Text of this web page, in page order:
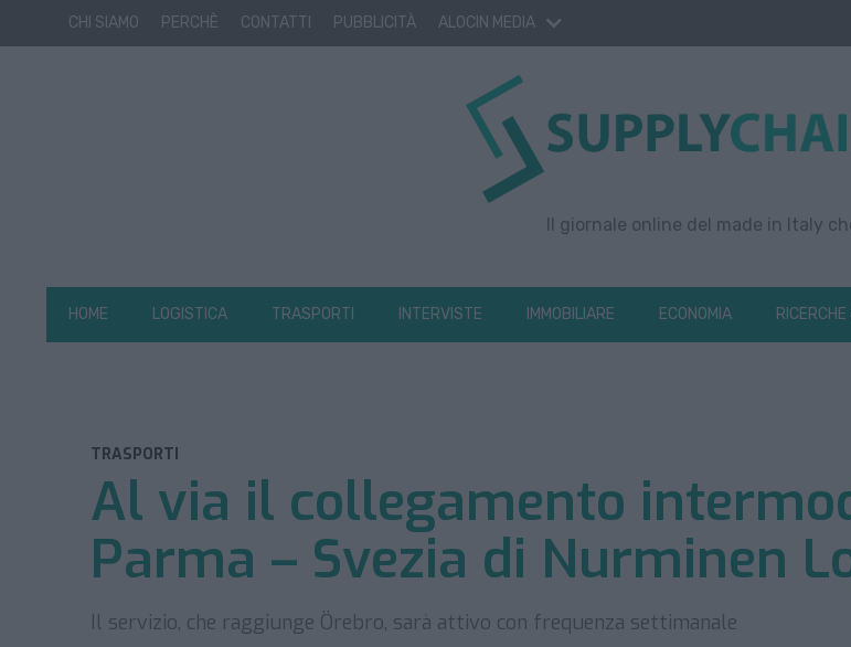
CHI SIAMO PERCHÈ CONTATTI PUBBLICITÀ ALOCIN MEDIA
Il giornale online del made in Italy
HOME LOGISTICA TRASPORTI INTERVISTE IMMOBILIARE ECONOMIA
TRASPORTI
Al via il collegamento
Parma – Svezia di Nurminen
Il servizio, che raggiunge Örebro, sarà attivo con frequenza settimanale